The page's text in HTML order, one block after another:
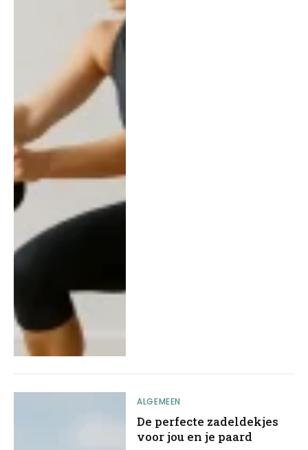
ALGEMEEN
De perfecte zadeldekjes
voor jou en je paard